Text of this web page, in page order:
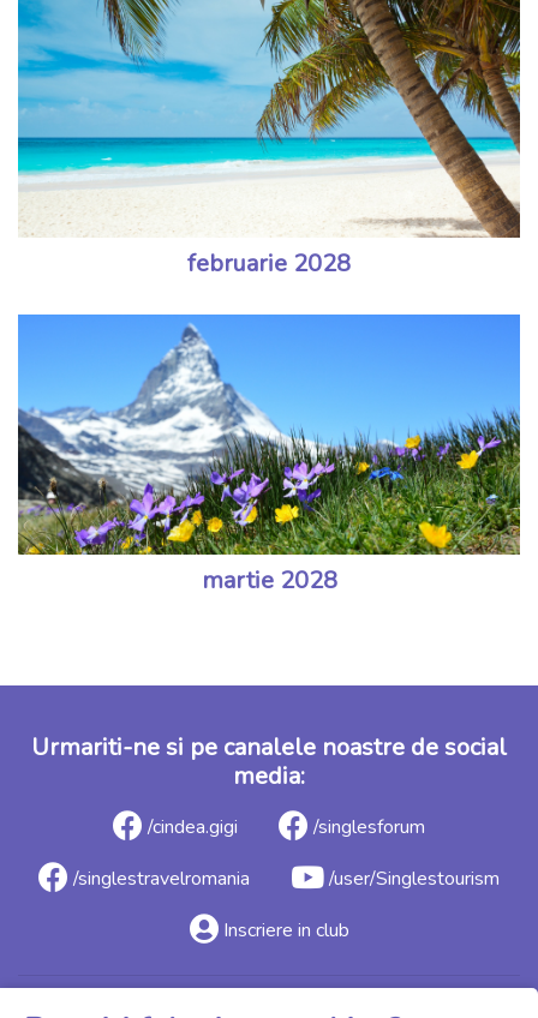
februarie 2028
martie 2028
Urmariti-ne si pe canalele noastre de social
media:
/cindea.gigi
/singlesforum
/singlestravelromania
/user/Singlestourism
Inscriere in club
Toate drepturile rezervate singlescamp.ro